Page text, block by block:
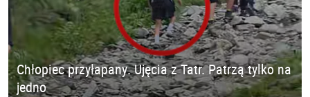
Chłopiec przyłapany. Ujęcia z Tatr. Patrzą tylko na
jedno